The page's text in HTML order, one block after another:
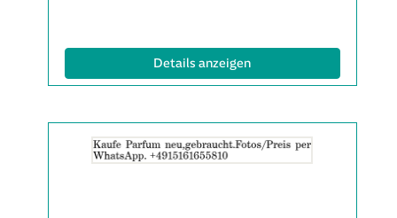
Details anzeigen(ID: 2061865)
der
Anzeige